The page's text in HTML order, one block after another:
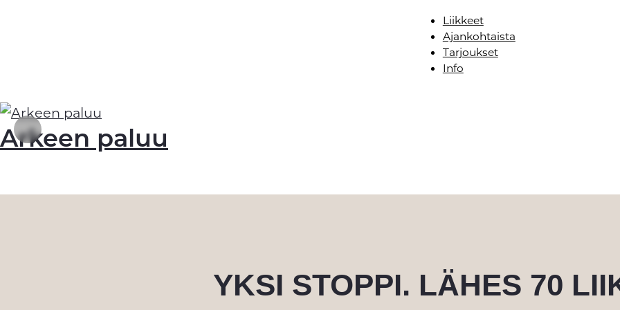
Liikkeet
Ajankohtaista
Tarjoukset
Info
Arkeen paluu
YKSI STOPPI. LÄHES 70